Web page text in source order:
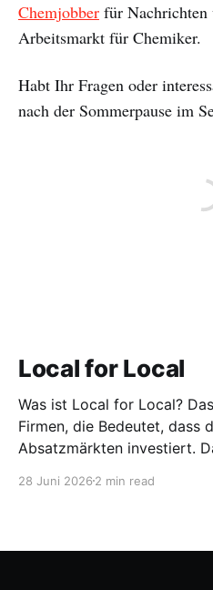
Chemjobber für Nachrichten
Arbeitsmarkt für Chemiker.
Habt Ihr Fragen oder
nach der Sommerpause im
Local for Local
Was ist Local for Local? Das ist eine Strategie für
Firmen, die Bedeutet, dass
Absatzmärkten investiert.
entwickeln. Diese Strategie
28 Juni 2026 2 min read